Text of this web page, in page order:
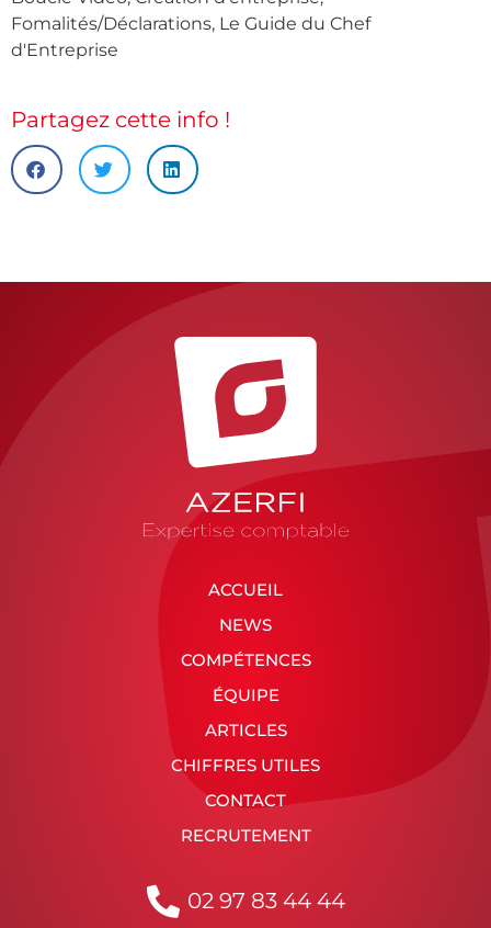
Fomalités/Déclarations, Le Guide du Chef
d'Entreprise
Partagez cette info !
ACCUEIL
NEWS
COMPÉTENCES
ÉQUIPE
ARTICLES
CHIFFRES UTILES
CONTACT
RECRUTEMENT
02 97 83 44 44